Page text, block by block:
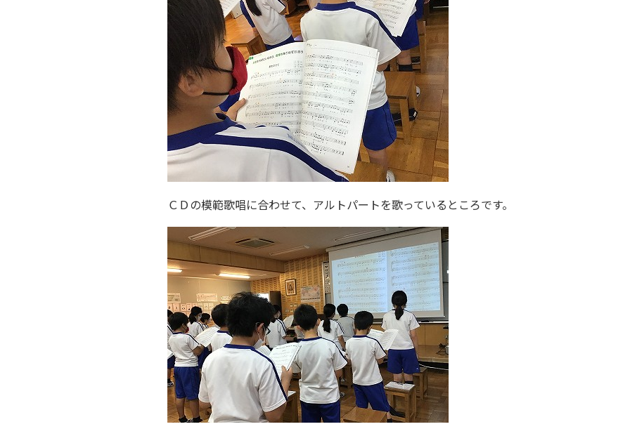
ＣＤの模範歌唱に合わせて、アルトパートを歌っているところです。